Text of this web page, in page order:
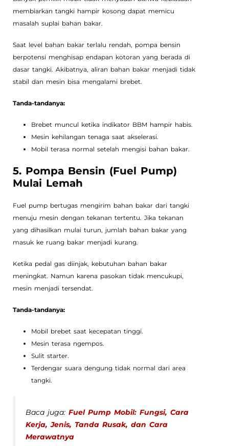
membiarkan tangki hampir kosong dapat memicu
masalah suplai bahan bakar.
Saat level bahan bakar terlalu rendah, pompa bensin
berpotensi menghisap endapan kotoran yang berada di
dasar tangki. Akibatnya, aliran bahan bakar menjadi tidak
stabil dan mesin bisa mengalami brebet.
Tanda-tandanya:
Brebet muncul ketika indikator BBM hampir habis.
Mesin kehilangan tenaga saat akselerasi.
Mobil terasa normal setelah mengisi bahan bakar.
5. Pompa Bensin (Fuel Pump)
Mulai Lemah
Fuel pump bertugas mengirim bahan bakar dari tangki
menuju mesin dengan tekanan tertentu. Jika tekanan
yang dihasilkan mulai turun, jumlah bahan bakar yang
masuk ke ruang bakar menjadi kurang.
Ketika pedal gas diinjak, kebutuhan bahan bakar
meningkat. Namun karena pasokan tidak mencukupi,
mesin menjadi tersendat.
Tanda-tandanya:
Mobil brebet saat kecepatan tinggi.
Mesin terasa ngempos.
Sulit starter.
Terdengar suara dengung tidak normal dari area
tangki.
Baca juga: Fuel Pump Mobil: Fungsi, Cara
Kerja, Jenis, Tanda Rusak, dan Cara
Merawatnya